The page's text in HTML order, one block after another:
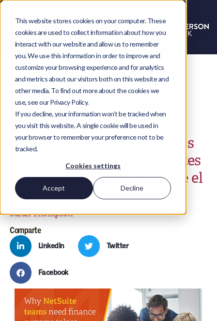
This website stores cookies on your computer. These
cookies are used to collect information about how you
interact with our website and allow us to remember
you. We use this information in order to improve and
customize your browsing experience and for analytics
and metrics about our visitors both on this website and
other media. To find out more about the cookies we
use, see our Privacy Policy.
If you decline, your information won’t be tracked when
you visit this website. A single cookie will be used in
your browser to remember your preference not to be
tracked.
Cookies settings
Accept Decline
Por qué los equipos de
NetSuite necesitan
profesionales especializados
en sistemas financieros antes
de que la complejidad frene el
crecimiento
Sarah Thompson
Comparte
LinkedIn Twitter
Facebook